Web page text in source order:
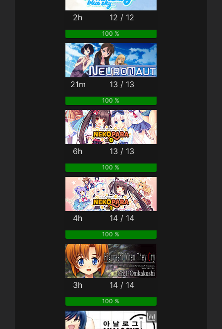
2h 12 / 12
100 %
21m 13 / 13
100 %
6h 13 / 13
100 %
4h 14 / 14
100 %
3h 14 / 14
100 %